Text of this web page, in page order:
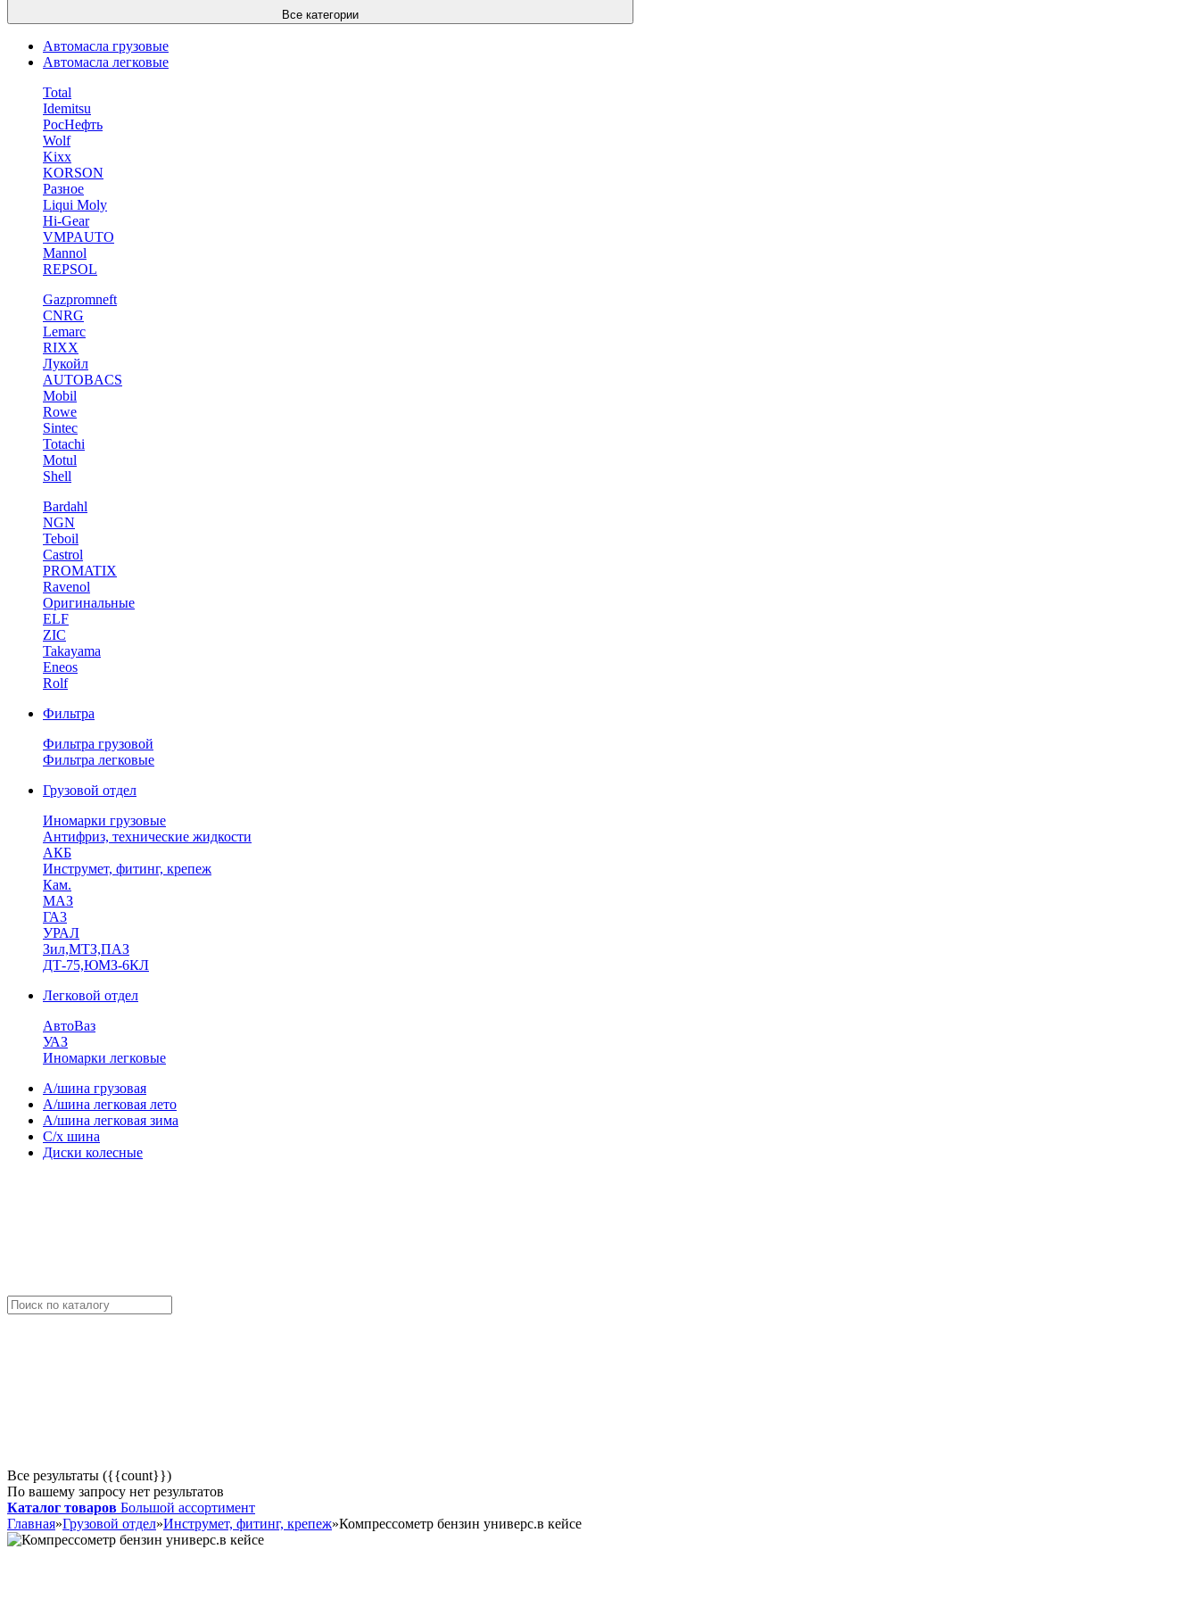
Все категории
Автомасла грузовые
Автомасла легковые
Total
Idemitsu
РосНефть
Wolf
Kixx
KORSON
Разное
Liqui Moly
Hi-Gear
VMPAUTO
Mannol
REPSOL
Gazpromneft
CNRG
Lemarc
RIXX
Лукойл
AUTOBACS
Mobil
Rowe
Sintec
Totachi
Motul
Shell
Bardahl
NGN
Teboil
Castrol
PROMATIX
Ravenol
Оригинальные
ELF
ZIC
Takayama
Eneos
Rolf
Фильтра
Фильтра грузовой
Фильтра легковые
Грузовой отдел
Иномарки грузовые
Антифриз, технические жидкости
АКБ
Инструмет, фитинг, крепеж
Кам.
МАЗ
ГА3
УРАЛ
Зил,МТЗ,ПАЗ
ДТ-75,ЮМЗ-6КЛ
Легковой отдел
АвтоВаз
УАЗ
Иномарки легковые
А/шина грузовая
А/шина легковая лето
А/шина легковая зима
С/х шина
Диски колесные
Все результаты ({{count}})
По вашему запросу нет результатов
Каталог товаров Большой ассортимент
Главная»Грузовой отдел»Инструмет, фитинг, крепеж»Компрессометр бензин универс.в кейсе